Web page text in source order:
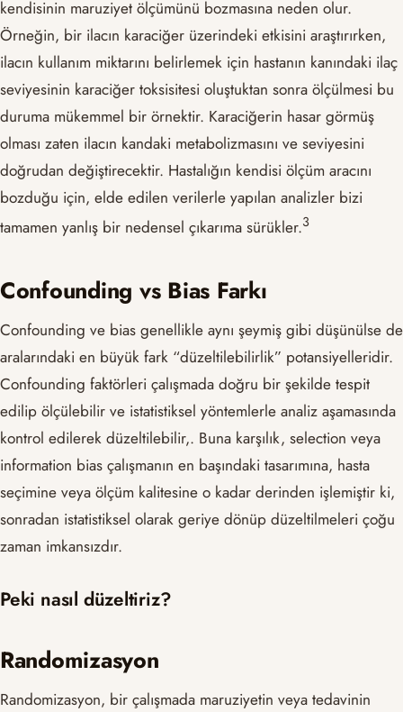
kendisinin maruziyet ölçümünü bozmasına neden olur.
Örneğin, bir ilacın karaciğer üzerindeki etkisini araştırırken,
ilacın kullanım miktarını belirlemek için hastanın kanındaki ilaç
seviyesinin karaciğer toksisitesi oluştuktan sonra ölçülmesi bu
duruma mükemmel bir örnektir. Karaciğerin hasar görmüş
olması zaten ilacın kandaki metabolizmasını ve seviyesini
doğrudan değiştirecektir. Hastalığın kendisi ölçüm aracını
bozduğu için, elde edilen verilerle yapılan analizler bizi
tamamen yanlış bir nedensel çıkarıma sürükler.​3​
Confounding vs Bias Farkı
Confounding ve bias genellikle aynı şeymiş gibi düşünülse de
aralarındaki en büyük fark “düzeltilebilirlik” potansiyelleridir.
Confounding faktörleri çalışmada doğru bir şekilde tespit
edilip ölçülebilir ve istatistiksel yöntemlerle analiz aşamasında
kontrol edilerek düzeltilebilir,. Buna karşılık, selection veya
information bias çalışmanın en başındaki tasarımına, hasta
seçimine veya ölçüm kalitesine o kadar derinden işlemiştir ki,
sonradan istatistiksel olarak geriye dönüp düzeltilmeleri çoğu
zaman imkansızdır.
Peki nasıl düzeltiriz?
Randomizasyon
Randomizasyon, bir çalışmada maruziyetin veya tedavinin